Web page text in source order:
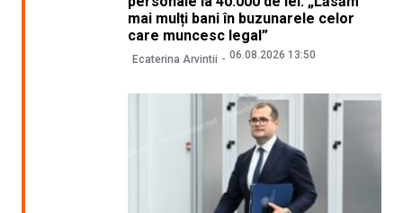
mai mulți bani în buzunarele celor
care muncesc legal”
Ecaterina Arvintii 06.08.2026 13:50